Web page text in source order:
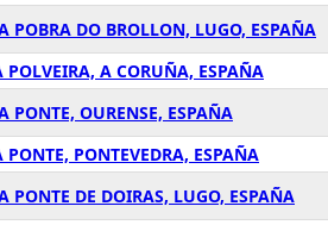
POBRA DO BROLLON, LUGO, ESPAÑA
A CORUÑA, ESPAÑA
PONTE, OURENSE, ESPAÑA
PONTEVEDRA, ESPAÑA
PONTE DE DOIRAS, LUGO, ESPAÑA